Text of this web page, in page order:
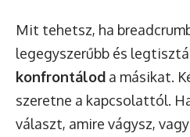
Mit tehetsz, ha
legegyszerűbb és
konfrontálod a másikat.
szeretne a kapcsolattól.
választ, amire vágysz,